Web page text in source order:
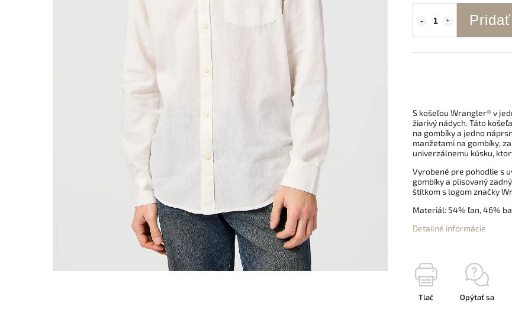
S košeľou Wrangler® v
žiarivý nádych. Táto
na gombíky a jedno
manžetami na gombíky,
univerzálnemu kúsku,
Vyrobené pre pohodlie s
gombíky a plisovaný
štítkom s logom značky
Materiál: 54% ľan, 46%
Detailné informácie
Tlač Opýtať sa